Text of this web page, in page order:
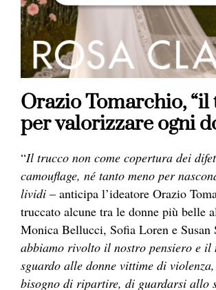
Orazio Tomarchio,
per valorizzare ogni
“Il trucco non come copertura dei
camouflage, né tanto meno per
lividi – anticipa l’ideatore Orazio
truccato alcune tra le donne più belle
Monica Bellucci, Sofia Loren e Susan
abbiamo rivolto il nostro pensiero e il
sguardo alle donne vittime di
bisogno di ripartire, di guardarsi allo